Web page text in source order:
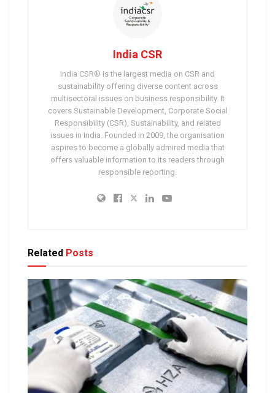
India CSR
India CSR® is the largest media on CSR and
sustainability offering diverse content across
multisectoral issues on business responsibility. It
covers Sustainable Development, Corporate Social
Responsibility (CSR), Sustainability, and related
issues in India. Founded in 2009, the organisation
aspires to become a globally admired media that
offers valuable information to its readers through
responsible reporting.
Related Posts